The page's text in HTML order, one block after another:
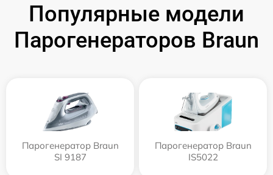
Популярные модели
Парогенераторов Braun
Парогенератор Braun
SI 9187
Парогенератор Braun
IS5022